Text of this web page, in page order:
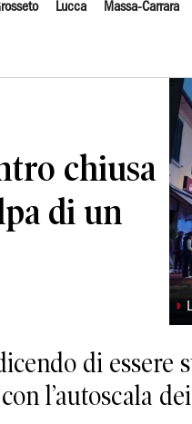
Lucca Massa-Carrara
chiusa
di un
◗
di
l’autoscala